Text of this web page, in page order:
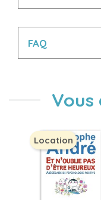
FAQ
Vous
Location